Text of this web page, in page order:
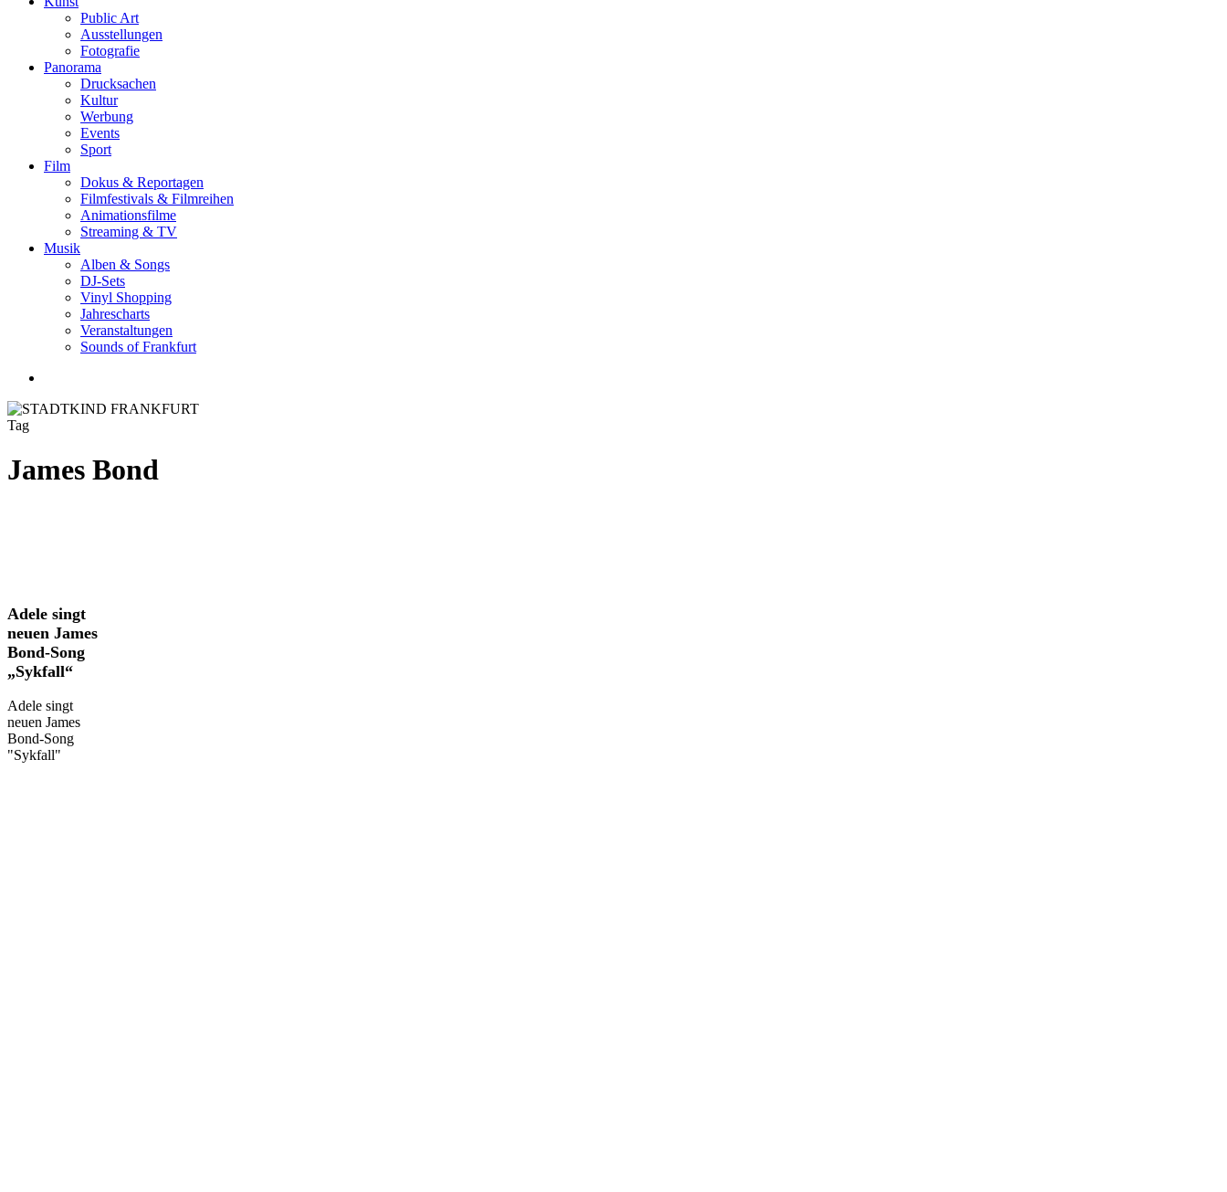
Public Art
Ausstellungen
Fotografie
Panorama
Drucksachen
Kultur
Werbung
Events
Sport
Film
Dokus & Reportagen
Filmfestivals & Filmreihen
Animationsfilme
Streaming & TV
Musik
Alben & Songs
DJ-Sets
Vinyl Shopping
Jahrescharts
Veranstaltungen
Sounds of Frankfurt
Tag
James Bond
Adele
singt
neuen
James
Bond-
„Sykfall“
Adele singt
neuen James
Bond-Song
„Sykfall“
Adele singt
neuen James
Bond-Song
"Sykfall"